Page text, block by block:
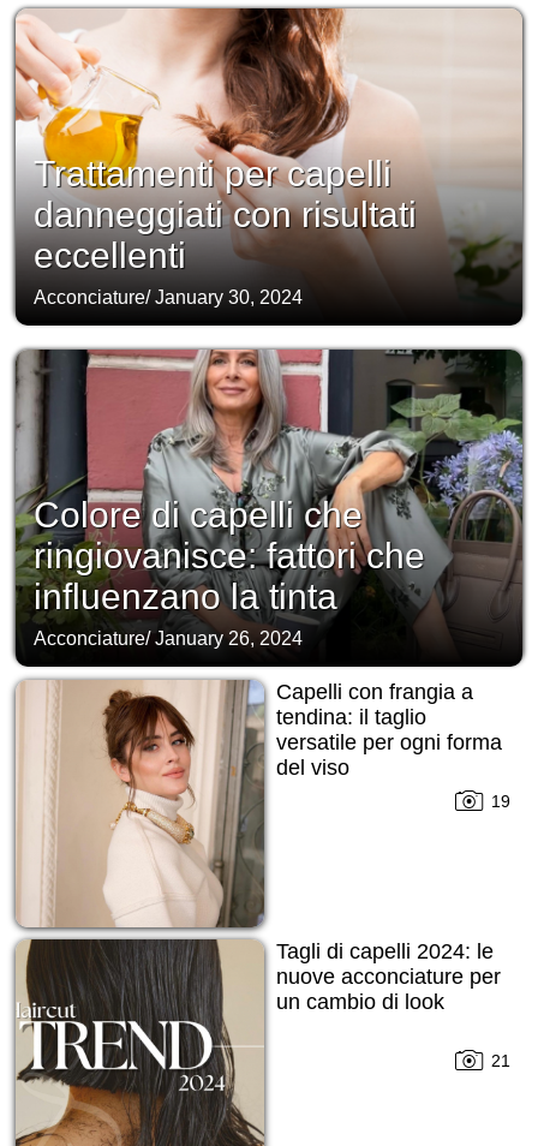
Trattamenti per capelli
danneggiati con risultati
eccellenti
Acconciature/January 30, 2024
Colore di capelli che
ringiovanisce: fattori che
influenzano la tinta
Acconciature/January 26, 2024
Capelli con frangia a
tendina: il taglio
versatile per ogni forma
del viso
19
Tagli di capelli 2024: le
nuove acconciature per
un cambio di look
21